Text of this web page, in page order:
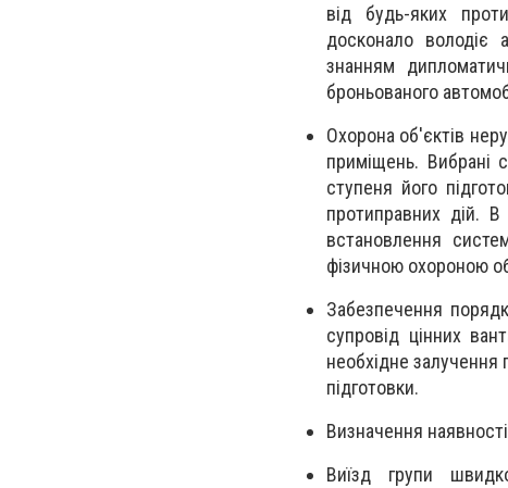
від будь-яких
досконало володіє
знанням
броньованого
Охорона об'єктів
приміщень. Вибрані
ступеня його
протиправних дій. В
встановлення
фізичною охороною
Забезпечення
супровід цінних
необхідне залучення
підготовки.
Визначення
Виїзд групи